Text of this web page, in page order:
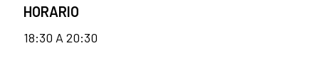
HORARIO
18:30 A 20:30